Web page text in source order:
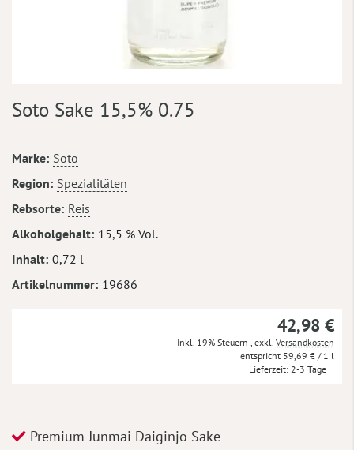
Anfang
springen
Soto Sake 15,5% 0.75
Mehr
Informationen
Marke Soto
Region Spezialitäten
Rebsorte Reis
Alkoholgehalt 15,5 % Vol.
Inhalt 0,72 l
Artikelnummer 19686
42,98 €
Inkl. 19% Steuern exkl. Versandkosten
59,69 € / 1 l
Lieferzeit 2-3 Tage
Premium Junmai Daiginjo Sake